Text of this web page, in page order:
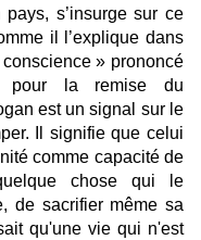
s’insurge sur ce
il l’explique dans
» prononcé
pour la remise du
est un signal sur le
Il signifie que celui
comme capacité de
chose qui le
de sacrifier même sa
qu'une vie qui n'est